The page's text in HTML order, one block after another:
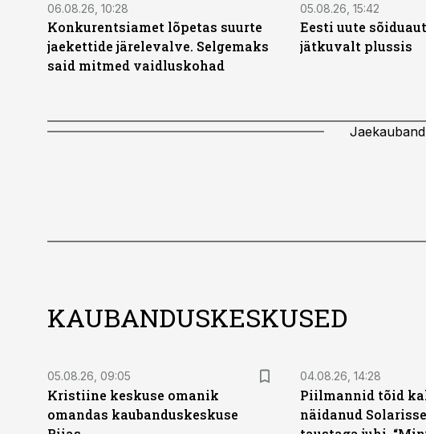
06.08.26, 10:28
Konkurentsiamet lõpetas suurte
jaekettide järelevalve. Selgemaks
said mitmed vaidluskohad
05.08.26, 15:42
Eesti uute
jätkuvalt plussis
KAUBANDUSKESKUSED
05.08.26, 09:05
Kristiine keskuse omanik
omandas kaubanduskeskuse
04.08.26, 14:28
Piilmannid tõid
näidanud